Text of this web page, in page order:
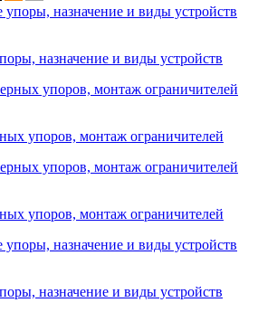
назначение и виды устройств
упоров, монтаж ограничителей
упоров, монтаж ограничителей
назначение и виды устройств